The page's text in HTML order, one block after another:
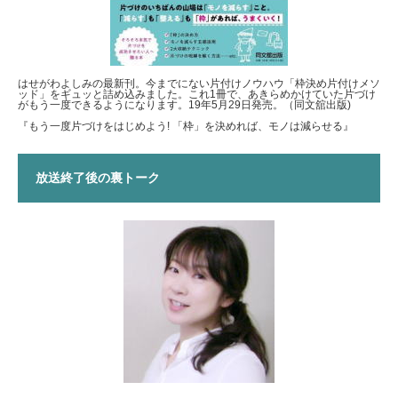
はせがわよしみの最新刊。今までにない片付けノウハウ「枠決め片付けメソ
ッド」をギュッと詰め込みました。これ1冊で、あきらめかけていた片づけ
がもう一度できるようになります。19年5月29日発売。（同文舘出版)
『もう一度片づけをはじめよう! 「枠」を決めれば、モノは減らせる』
放送終了後の裏トーク